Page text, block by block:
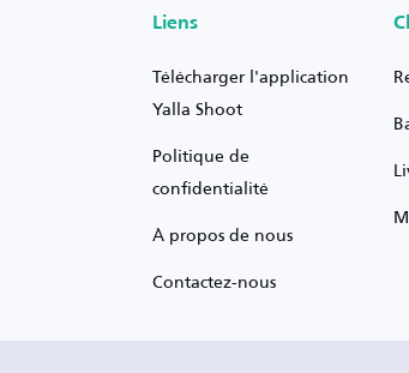
Liens
Télécharger l'application
Yalla Shoot
Politique de
confidentialité
À propos de nous
Contactez-nous